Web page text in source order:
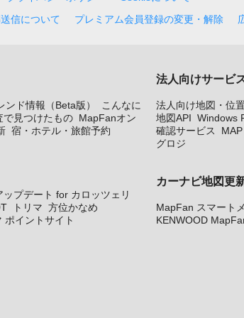
信について プレミアム会員登録の変更・解除
ド情報（Beta版）
こんなに
で見つけたもの MapFanオン
宿・ホテル・旅館予約
ップデート for カロッツェリ
トリマ 方位かなめ
ポイントサイト
法人向けサービ
法人向け地図・位
地図API Windows
確認サービス
グロジ
カーナビ地図更
MapFan スマート
KENWOOD